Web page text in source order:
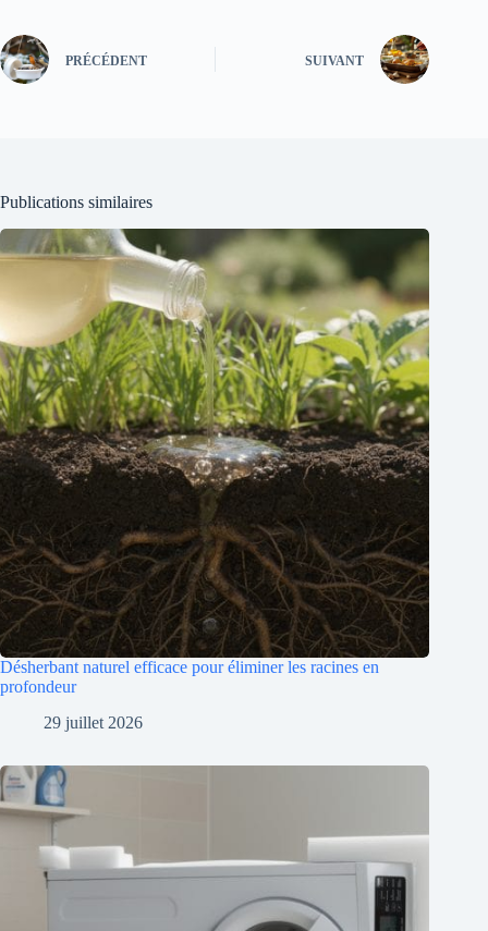
PRÉCÉDENT SUIVANT
Publications similaires
Désherbant naturel efficace pour éliminer les racines en
profondeur
29 juillet 2026